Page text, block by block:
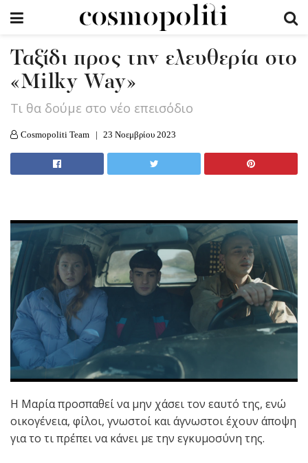
Ταξίδι προς την ελευθερία στο
«Milky Way»
Τι θα δούμε στο νέο επεισόδιο
Cosmopoliti Team 23 Νοεμβρίου 2023
Η Μαρία προσπαθεί να μην χάσει τον εαυτό της, ενώ
οικογένεια, φίλοι, γνωστοί και άγνωστοι έχουν άποψη
για το τι πρέπει να κάνει με την εγκυμοσύνη της.